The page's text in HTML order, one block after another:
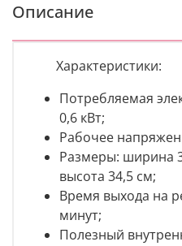
Описание
Характеристики:
Потребляемая
0,6 кВт;
Рабочее
Размеры: ширина
высота 34,5 см;
Время выхода на
минут;
Полезный